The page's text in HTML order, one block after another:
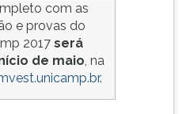
com as
e provas do
2017 será
de maio, na
.